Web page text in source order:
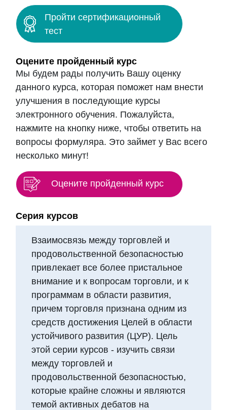
Пройти сертификационный
тест
Оцените пройденный курс
Мы будем рады получить Вашу оценку
данного курса, которая поможет нам внести
улучшения в последующие курсы
электронного обучения. Пожалуйста,
нажмите на кнопку ниже, чтобы ответить на
вопросы формуляра. Это займет у Вас всего
несколько минут!
Оцените пройденный курс
Блоки
Серия курсов
Взаимосвязь между торговлей и
продовольственной безопасностью
привлекает все более пристальное
внимание и к вопросам торговли, и к
программам в области развития,
причем торговля признана одним из
средств достижения Целей в области
устойчивого развития (ЦУР). Цель
этой серии курсов - изучить связи
между торговлей и
продовольственной безопасностью,
которые крайне сложны и являются
темой активных дебатов на